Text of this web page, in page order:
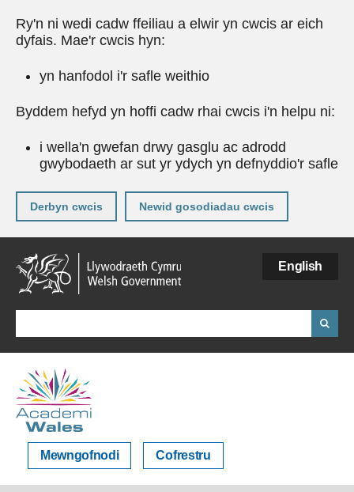
Ry'n ni wedi cadw ffeiliau a elwir yn cwcis ar eich
dyfais. Mae'r cwcis hyn:
yn hanfodol i'r safle weithio
Byddem hefyd yn hoffi cadw rhai cwcis i'n helpu ni:
i wella'n gwefan drwy gasglu ac adrodd
gwybodaeth ar sut yr ydych yn defnyddio'r safle
Derbyn cwcis Newid gosodiadau cwcis
Neidio
i'r
prif
gynnwy
English
Mewngofnodi Cofrestru